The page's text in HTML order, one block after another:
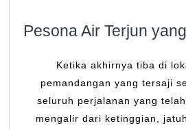
Pesona Air Terjun
Ketika akhirnya tiba di
pemandangan yang tersaji
seluruh perjalanan yang
mengalir dari ketinggian,